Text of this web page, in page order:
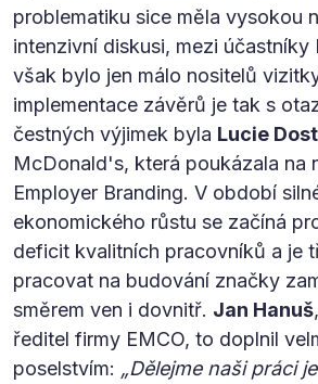
problematiku sice měla vysokou
intenzivní diskusi, mezi účastníky
však bylo jen málo nositelů
implementace závěrů je tak s
čestných výjimek byla Lucie
McDonald's, která poukázala na
Employer Branding. V období
ekonomického růstu se začíná
deficit kvalitních pracovníků a je
pracovat na budování značky
směrem ven i dovnitř. Jan Hanuš
ředitel firmy EMCO, to doplnil
poselstvím: „Dělejme naši práci